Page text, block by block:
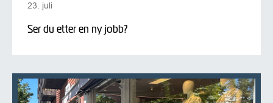
23. juli
Ser du etter en ny jobb?